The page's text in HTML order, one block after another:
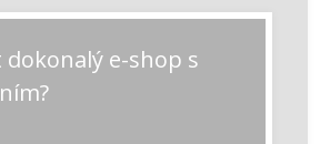
Předchozí
příspěvek:
Další
dokonalý e-shop s